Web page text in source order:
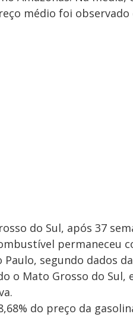
médio foi observado
do Sul, após 37
permaneceu
segundo dados
o Mato Grosso do Sul,
do preço da